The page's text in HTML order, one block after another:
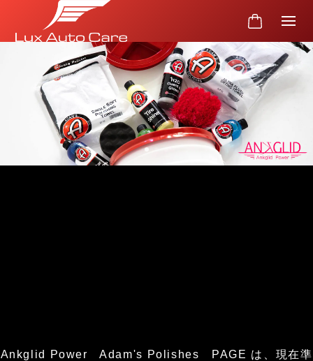
Ankglid Power Adam's Polishes PAGE は、現在準